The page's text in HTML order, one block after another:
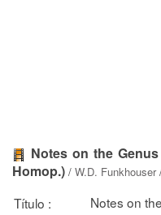
Notes on the
Homop.) / W.D. Funkhouser
Título :
Notes on